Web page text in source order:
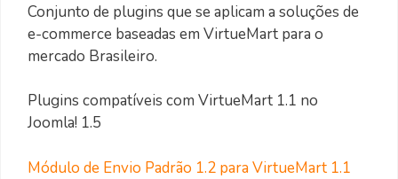
Conjunto de plugins que se aplicam a soluções de
e-commerce baseadas em VirtueMart para o
mercado Brasileiro.
Plugins compatíveis com VirtueMart 1.1 no
Joomla! 1.5
Módulo de Envio Padrão 1.2 para VirtueMart 1.1